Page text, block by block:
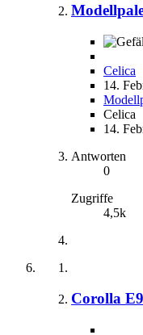
Celica
14.
Celica
14.
Antworten
0
Zugriffe
4,5k
Corolla